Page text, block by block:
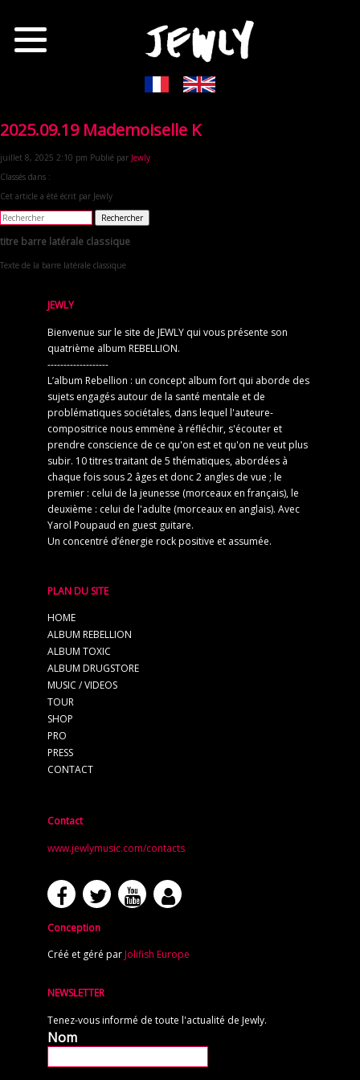
2025.09.19 Mademoiselle K
juillet 8, 2025 2:10 pm Publié par Jewly
Classés dans :
Cet article a été écrit par Jewly
Rechercher
titre barre latérale classique
Texte de la barre latérale classique
JEWLY
Bienvenue sur le site de JEWLY qui vous présente son
quatrième album REBELLION.
-------------------
L’album Rebellion : un concept album fort qui aborde des
sujets engagés autour de la santé mentale et de
problématiques sociétales, dans lequel l'auteure-
compositrice nous emmène à réfléchir, s'écouter et
prendre conscience de ce qu'on est et qu'on ne veut plus
subir. 10 titres traitant de 5 thématiques, abordées à
chaque fois sous 2 âges et donc 2 angles de vue ; le
premier : celui de la jeunesse (morceaux en français), le
deuxième : celui de l'adulte (morceaux en anglais). Avec
Yarol Poupaud en guest guitare.
Un concentré d’énergie rock positive et assumée.
PLAN DU SITE
HOME
ALBUM REBELLION
ALBUM TOXIC
ALBUM DRUGSTORE
MUSIC / VIDEOS
TOUR
SHOP
PRO
PRESS
CONTACT
Contact
www.jewlymusic.com/contacts
Conception
Créé et géré par Jolifish Europe
NEWSLETTER
Tenez-vous informé de toute l'actualité de Jewly.
Nom